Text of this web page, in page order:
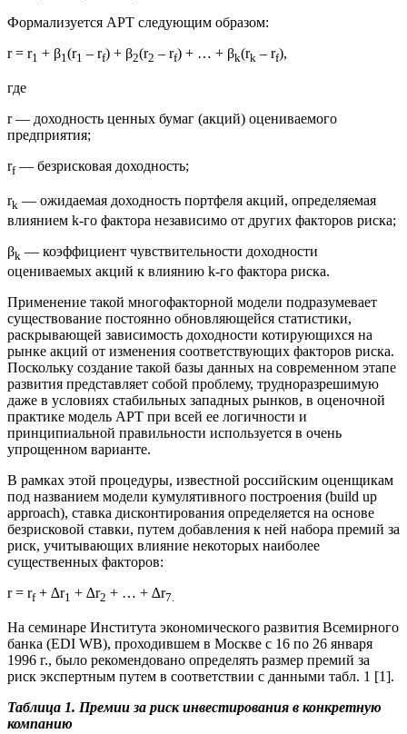
Формализуется АРТ следующим образом:
r = r1 + β1 (r1 – rf) + β2(r2 – rf) + … + βk(rk – rf),
где
r — доходность ценных бумаг (акций) оцениваемого
предприятия;
rf— безрисковая доходность;
rk — ожидаемая доходность портфеля акций, определяемая
влиянием k-го фактора независимо от других факторов риска;
βk — коэффициент чувствительности доходности
оцениваемых акций к влиянию k-го фактора риска.
Применение такой многофакторной модели подразумевает
существование постоянно обновляющейся статистики,
раскрывающей зависимость доходности котирующихся на
рынке акций от изменения соответствующих факторов риска.
Поскольку создание такой базы данных на современном этапе
развития представляет собой проблему, трудноразрешимую
даже в условиях стабильных западных рынков, в оценочной
практике модель АРТ при всей ее логичности и
принципиальной правильности используется в очень
упрощенном варианте.
В рамках этой процедуры, известной российским оценщикам
под названием модели кумулятивного построения (build up
approach), ставка дисконтирования определяется на основе
безрисковой ставки, путем добавления к ней набора премий за
риск, учитывающих влияние некоторых наиболее
существенных факторов:
r = rf+ ∆r1 + ∆r2 + … + ∆r7.
На семинаре Института экономического развития Всемирного
банка (EDI WB), проходившем в Москве с 16 по 26 января
1996 г., было рекомендовано определять размер премий за
риск экспертным путем в соответствии с данными табл. 1 [1].
Таблица 1. Премии за риск инвестирования в конкретную
компанию